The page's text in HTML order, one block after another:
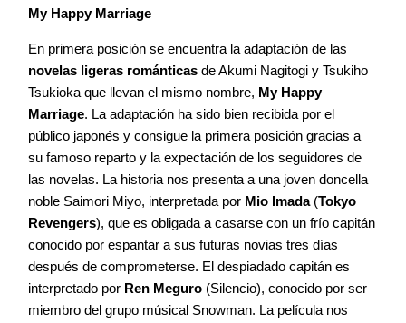
My Happy Marriage
En primera posición se encuentra la adaptación de las
novelas ligeras románticas de Akumi Nagitogi y Tsukiho
Tsukioka que llevan el mismo nombre, My Happy
Marriage. La adaptación ha sido bien recibida por el
público japonés y consigue la primera posición gracias a
su famoso reparto y la expectación de los seguidores de
las novelas. La historia nos presenta a una joven doncella
noble Saimori Miyo, interpretada por Mio Imada(Tokyo
Revengers), que es obligada a casarse con un frío capitán
conocido por espantar a sus futuras novias tres días
después de comprometerse. El despiadado capitán es
interpretado por Ren Meguro (Silencio), conocido por ser
miembro del grupo músical Snowman. La película nos